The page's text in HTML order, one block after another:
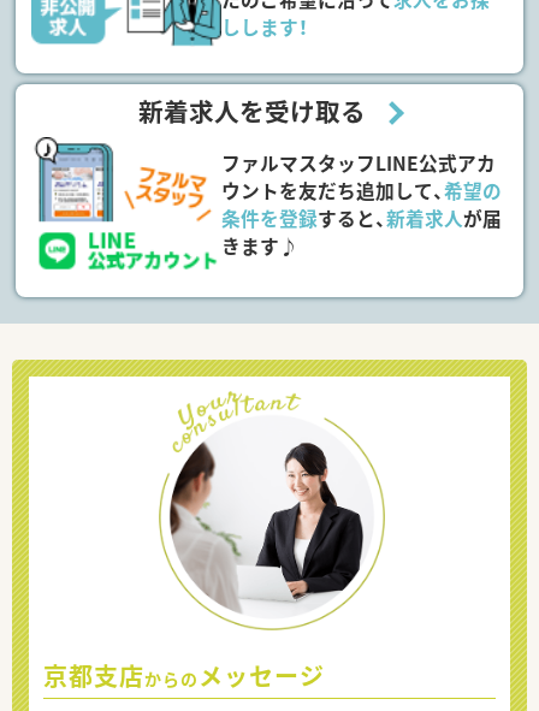
しします！
新着求人を受け取る
ファルマスタッフLINE公式アカ
ウントを友だち追加して、希望の
条件を登録すると、新着求人が届
きます♪
京都支店からの メッセージ